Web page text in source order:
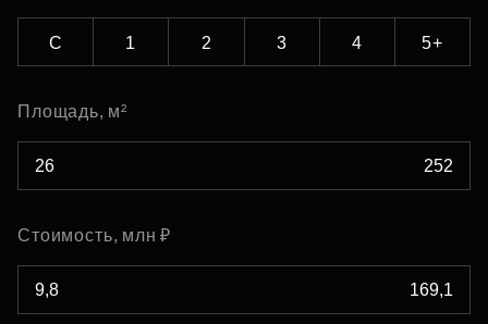
С 1 2 3 4 5+
Площадь, м²
Стоимость, млн ₽